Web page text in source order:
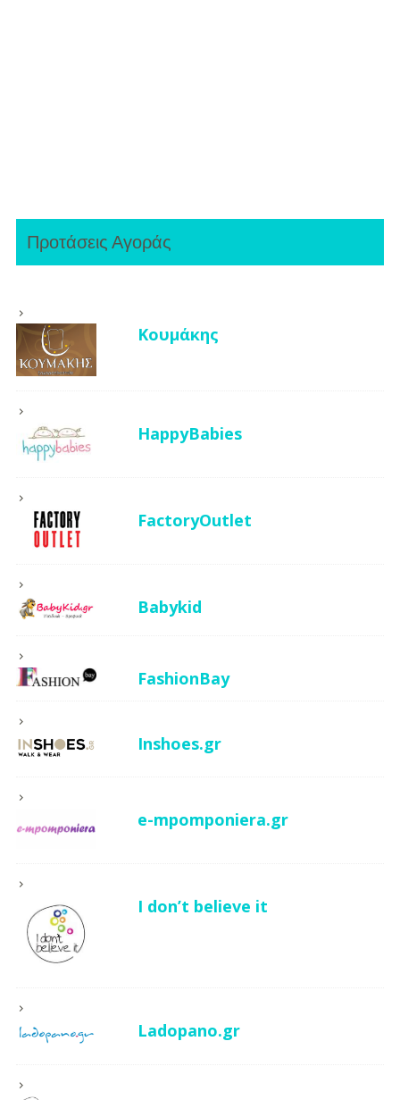
Προτάσεις Αγοράς
Κουμάκης
HappyBabies
FactoryOutlet
Babykid
FashionBay
Inshoes.gr
e-mpomponiera.gr
I don’t believe it
Ladopano.gr